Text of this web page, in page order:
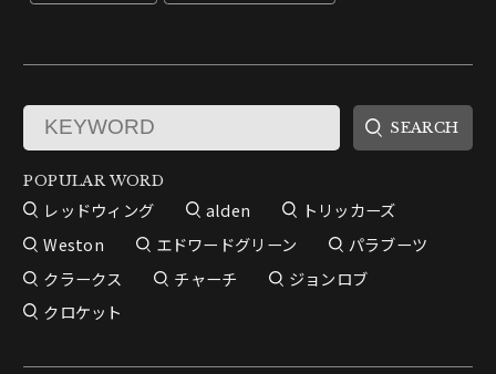
POPULAR WORD
レッドウィング alden
トリッカーズ
Weston
エドワードグリーン
パラブーツ
クラークス
チャーチ
ジョンロブ
クロケット